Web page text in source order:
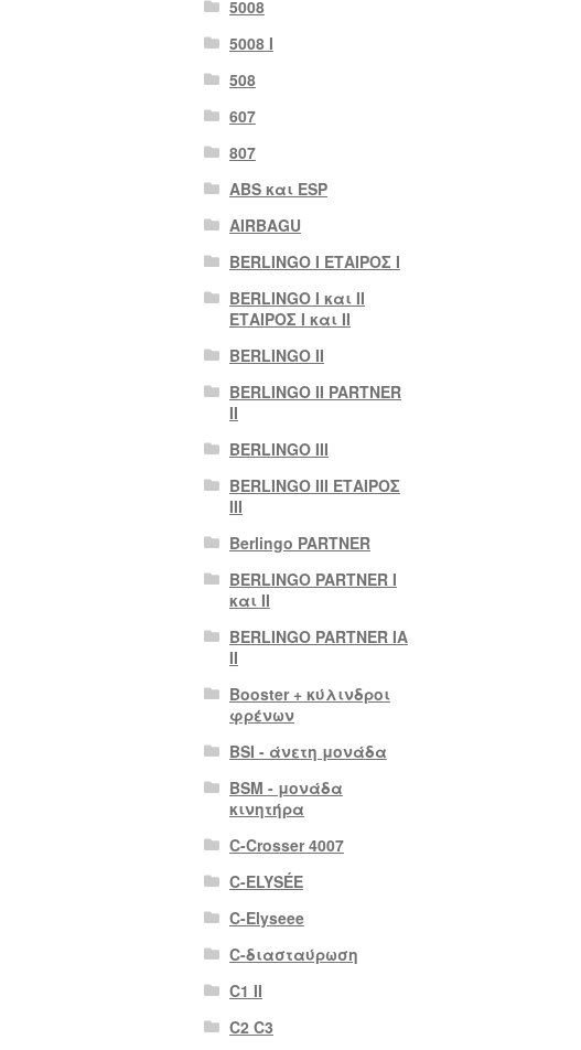
5008
5008 Ι
508
607
807
ABS και ESP
AIRBAGU
BERLINGO I ΕΤΑΙΡΟΣ Ι
BERLINGO I και II
ΕΤΑΙΡΟΣ I και II
BERLINGO II
BERLINGO II PARTNER
II
BERLINGO III
BERLINGO III ΕΤΑΙΡΟΣ
III
Berlingo PARTNER
BERLINGO PARTNER I
και II
BERLINGO PARTNER IA
II
Booster + κύλινδροι
φρένων
BSI - άνετη μονάδα
BSM - μονάδα
κινητήρα
C-Crosser 4007
C-ELYSÉE
C-Elyseee
C-διασταύρωση
C1 II
C2 C3